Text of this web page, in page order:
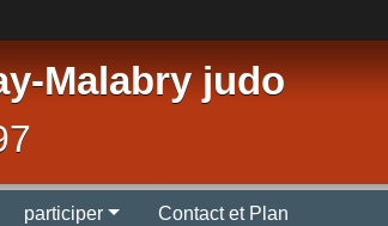
Malabry judo
participer Contact et Plan